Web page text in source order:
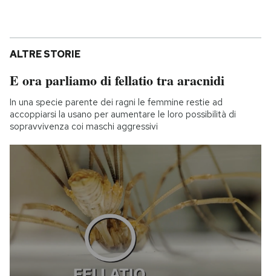
ALTRE STORIE
E ora parliamo di fellatio tra aracnidi
In una specie parente dei ragni le femmine restie ad
accoppiarsi la usano per aumentare le loro possibilità di
sopravvivenza coi maschi aggressivi